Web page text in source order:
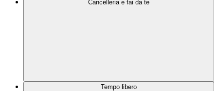
Cancelleria e fai da te
Tempo libero